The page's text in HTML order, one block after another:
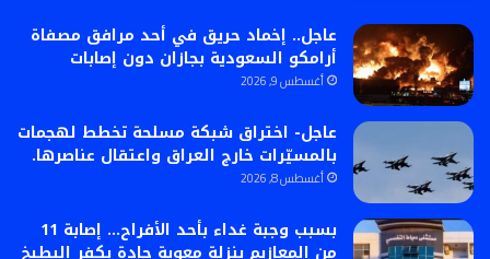
عاجل.. إخماد حريق في أحد مرافق مصفاة
أرامكو السعودية بجازان دون إصابات
أغسطس 9, 2026
عاجل- اختراق شبكة مسلحة تخطط لهجمات
بالمسيّرات خارج العراق واعتقال عناصرها.
أغسطس 8, 2026
بسبب وجبة غداء بأحد الأفراح… إصابة 11